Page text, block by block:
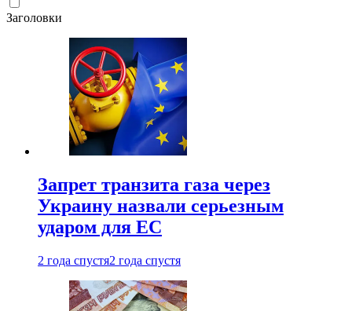
Заголовки
Запрет транзита газа через
Украину назвали серьезным
ударом для ЕС
2 года спустя2 года спустя